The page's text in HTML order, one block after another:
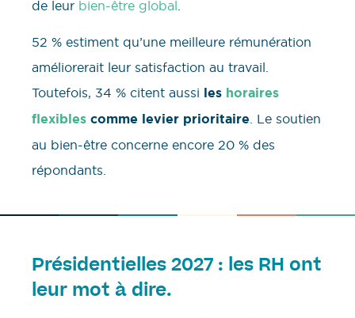
de leur bien-être global
52 % estiment qu’une meilleure rémunération
améliorerait leur satisfaction au travail.
Toutefois, 34 % citent aussi les horaires
flexibles comme levier prioritaire. Le soutien
au bien-être concerne encore 20 % des
répondants.
Présidentielles 2027 : les RH ont
leur mot à dire.